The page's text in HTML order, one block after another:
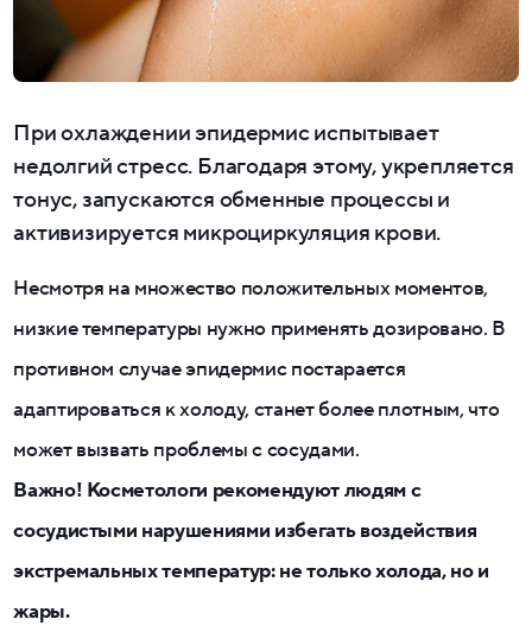
При охлаждении эпидермис испытывает
недолгий стресс. Благодаря этому, укрепляется
тонус, запускаются обменные процессы и
активизируется микроциркуляция крови.
Несмотря на множество положительных моментов,
низкие температуры нужно применять дозировано. В
противном случае эпидермис постарается
адаптироваться к холоду, станет более плотным, что
может вызвать проблемы с сосудами.
Важно! Косметологи рекомендуют людям с
сосудистыми нарушениями избегать воздействия
экстремальных температур: не только холода, но и
жары.